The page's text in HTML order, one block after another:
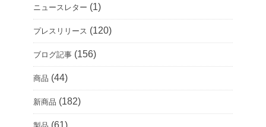
ニュースレター (1)
プレスリリース (120)
ブログ記事 (156)
商品 (44)
新商品 (182)